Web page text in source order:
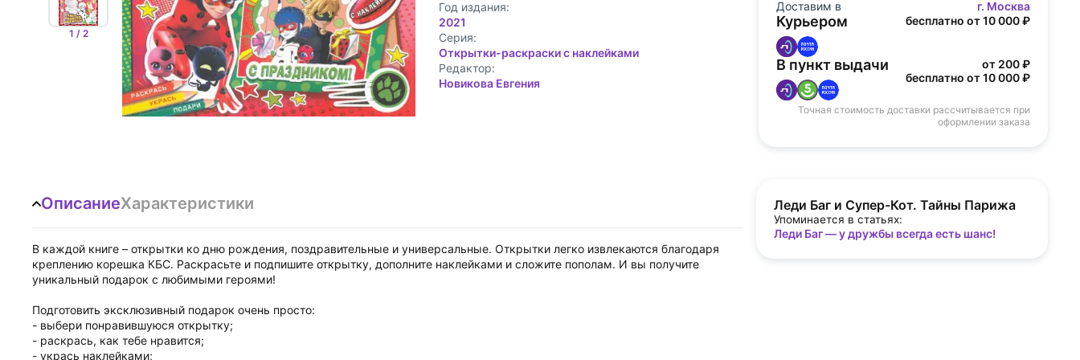
1 / 2
Доставим в г. Москва
Курьером бесплатно от 10 000 ₽
В пункт выдачи
от 200 ₽
бесплатно от 10 000 ₽
Точная стоимость доставки рассчитывается при
оформлении заказа
Год издания:
2021
Cерия:
Открытки-раскраски с наклейками
Редактор:
Новикова Евгения
ОписаниеХарактеристики
В каждой книге – открытки ко дню рождения, поздравительные и универсальные. Открытки легко извлекаются благодаря
креплению корешка КБС. Раскрасьте и подпишите открытку, дополните наклейками и сложите пополам. И вы получите
уникальный подарок с любимыми героями!
Подготовить эксклюзивный подарок очень просто:
- выбери понравившуюся открытку;
- раскрась, как тебе нравится;
- укрась наклейками;
Леди Баг и Супер-Кот. Тайны Парижа
Упоминается в статьях:
Леди Баг — у дружбы всегда есть шанс!